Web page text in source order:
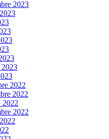
2023
2023
2022
2022
2022
2022